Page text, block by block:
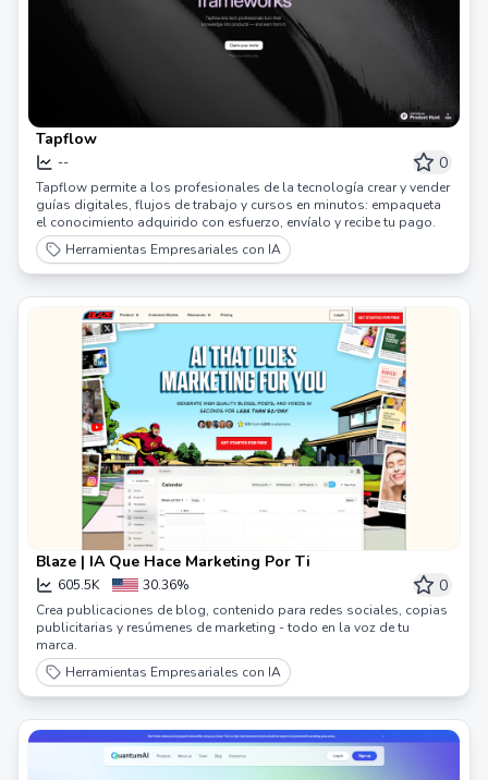
Tapflow
-- 0
Tapflow permite a los profesionales de la tecnología crear y vender
guías digitales, flujos de trabajo y cursos en minutos: empaqueta
el conocimiento adquirido con esfuerzo, envíalo y recibe tu pago.
Herramientas Empresariales con IA
Blaze | IA Que Hace Marketing Por Ti
605.5K 30.36% 0
Crea publicaciones de blog, contenido para redes sociales, copias
publicitarias y resúmenes de marketing - todo en la voz de tu
marca.
Herramientas Empresariales con IA